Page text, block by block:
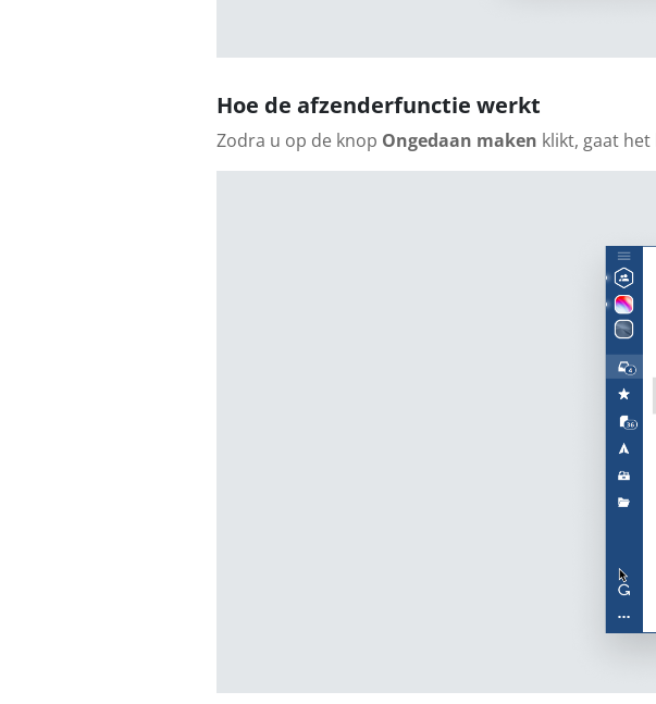
Hoe de afzenderfunctie werkt
Zodra u op de knop Ongedaan maken klikt, gaat